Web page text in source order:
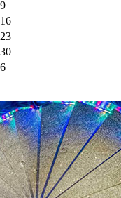
9
16
23
30
6